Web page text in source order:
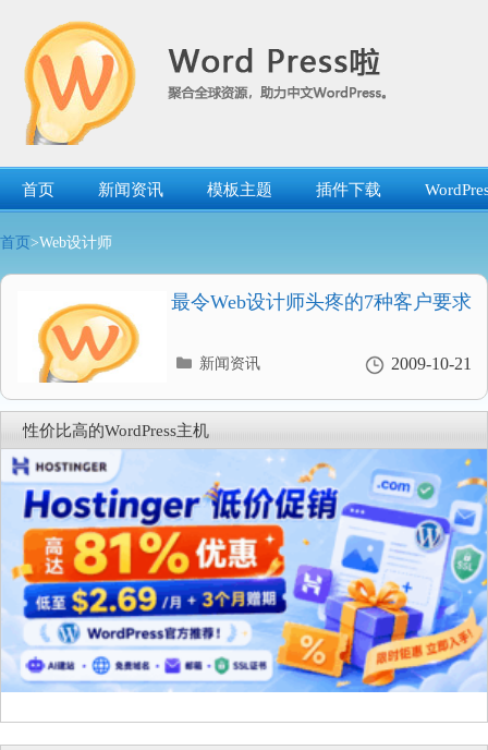
首页 新闻资讯 模板主题 插件下载
首页 >Web设计师
最令Web设计师头疼的7种客户要求
2009-10-21
分
录
新闻资讯
性价比高的WordPress主机